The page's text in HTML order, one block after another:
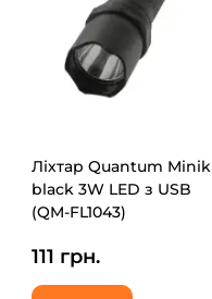
Ліхтар Quantum Minik
black 3W LED з USB
(QM-FL1043)
111 грн.